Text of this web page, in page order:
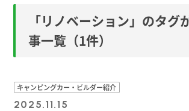
（オート
キャン
「リノベーション」のタグ
事一覧 （1件）
キャンピングカー・ビルダー紹介
2025.11.15